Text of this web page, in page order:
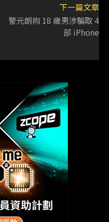
下一篇文章
警元朗拘 18 歲男涉騙取 4
部 iPhone